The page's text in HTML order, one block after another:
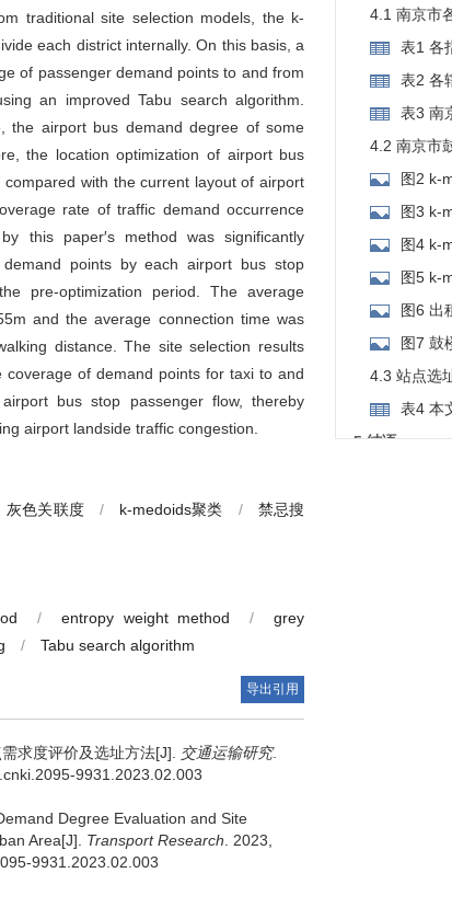
traditional site selection models, the k-
each district internally. On this basis, a
of passenger demand points to and from
an improved Tabu search algorithm.
the airport bus demand degree of some
the location optimization of airport bus
with the current layout of airport
rate of traffic demand occurrence
this paper′s method was significantly
points by each airport bus stop
pre-optimization period. The average
and the average connection time was
distance. The site selection results
of demand points for taxi to and
bus stop passenger flow, thereby
airport landside traffic congestion.
灰色关联度 / k-medoids聚类 /
禁忌搜
/ entropy weight method /
grey
/ Tabu search algorithm
导出引用
求度评价及选址方法[J]. 交通运输研究.
9931.2023.02.003
Degree Evaluation and Site
Area[J]. Transport Research . 2023,
9931.2023.02.003
4.1 南京市
表1 各
表2 各
系数
表3 南
4.2 南京市
图2 k-
图3 k-
图4 k-
图5 k-
图6 出
图7 鼓
4.3 站点选
表4 本
与当前特征的
5 结语